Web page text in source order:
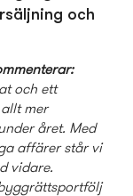
och
och ett
mer
året. Med
affärer står vi
vidare.